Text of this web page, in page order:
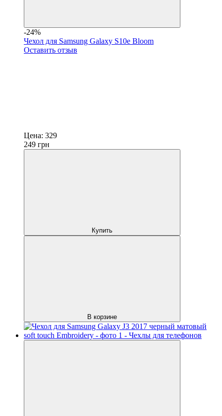
-24%
Чехол для Samsung Galaxy S10e Bloom
Оставить отзыв
Цена: 329
249 грн
Купить
В корзине